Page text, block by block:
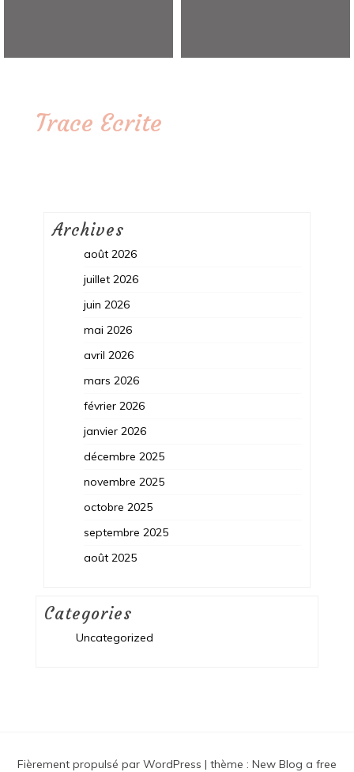
Trace Ecrite
Archives
août 2026
juillet 2026
juin 2026
mai 2026
avril 2026
mars 2026
février 2026
janvier 2026
décembre 2025
novembre 2025
octobre 2025
septembre 2025
août 2025
Categories
Uncategorized
Fièrement propulsé par WordPress | thème : New Blog a free